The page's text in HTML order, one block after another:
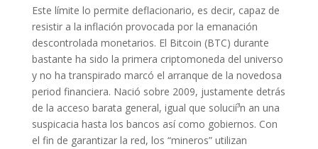
Este límite lo permite deflacionario, es decir, capaz de
resistir a la inflación provocada por la emanación
descontrolada monetarios. El Bitcoin (BTC) durante
bastante ha sido la primera criptomoneda del universo
y no ha transpirado marcó el arranque de la novedosa
period financiera. Nació sobre 2009, justamente detrás
de la acceso barata general, igual que solucií³n an una
suspicacia hasta los bancos así­ como gobiernos. Con
el fin de garantizar la red, los “mineros” utilizan